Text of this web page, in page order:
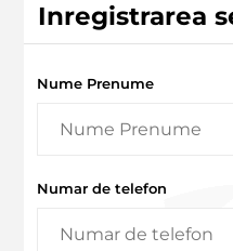
Inregistrarea
Nume Prenume
Numar de telefon